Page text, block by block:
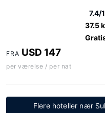
7.4/
37.5
FRA USD 147
per værelse / per nat
Flere hoteller nær